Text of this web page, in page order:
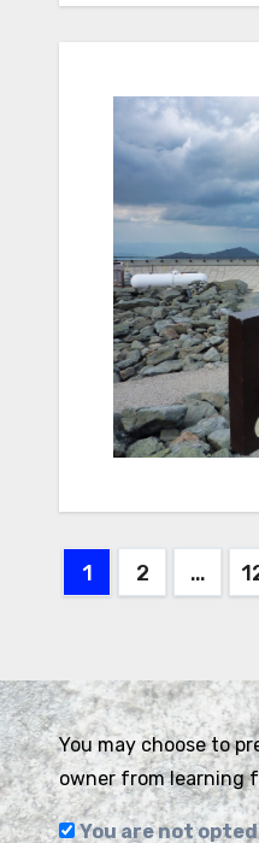
1 2 …
You may choose to
owner from learning
You are not